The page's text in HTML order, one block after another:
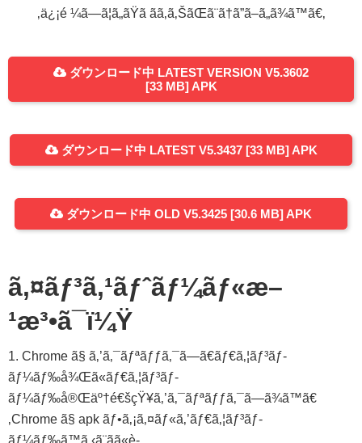
‚ä¿¡é ¼ã—ã¦ã„ãŸã ãã‚ã‚ŠãŒã¨ã†ã”ã–ã„ã¾ã™ã€‚
ダウンロード中 LATEST VERSION V5.3602
[33 MB] APK
ダウンロード中 LATEST V5.3437 [33 MB] APK
ダウンロード中 OLD V5.3425 [30.6 MB] APK
ã‚¤ãƒ³ã‚¹ãƒˆãƒ¼ãƒ«æ–
¹æ³•ã¯ï¼Ÿ
1. Chrome ã§ ã‚’ã‚¯ãƒªãƒƒã‚¯ã—ã€ãƒ€ã‚¦ãƒ³ãƒ­
ãƒ¼ãƒ‰å¾Œã«ãƒ€ã‚¦ãƒ³ãƒ­
ãƒ¼ãƒ‰å®Œäº†é€šçŸ¥ã‚’ã‚¯ãƒªãƒƒã‚¯ã—ã¾ã™ã€
‚Chrome ã§ apk ãƒ•ã‚¡ã‚¤ãƒ«ã‚’ãƒ€ã‚¦ãƒ³ãƒ­
ãƒ¼ãƒ‰ã™ã‚‹ã¨ãã«è­